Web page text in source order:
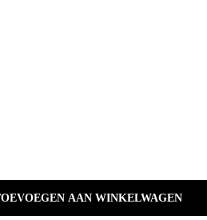
AAN WINKELWAGEN